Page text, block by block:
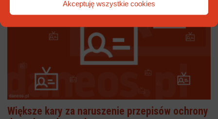
Akceptuję wszystkie cookies
Większe kary za naruszenie przepisów ochrony